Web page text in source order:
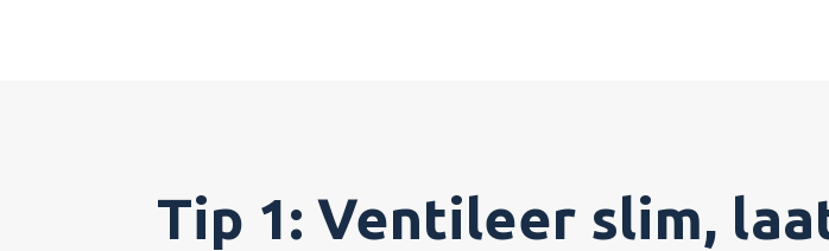
Tip 1: Ventileer slim,